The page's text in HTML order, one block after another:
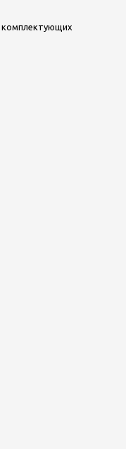
комплектующих